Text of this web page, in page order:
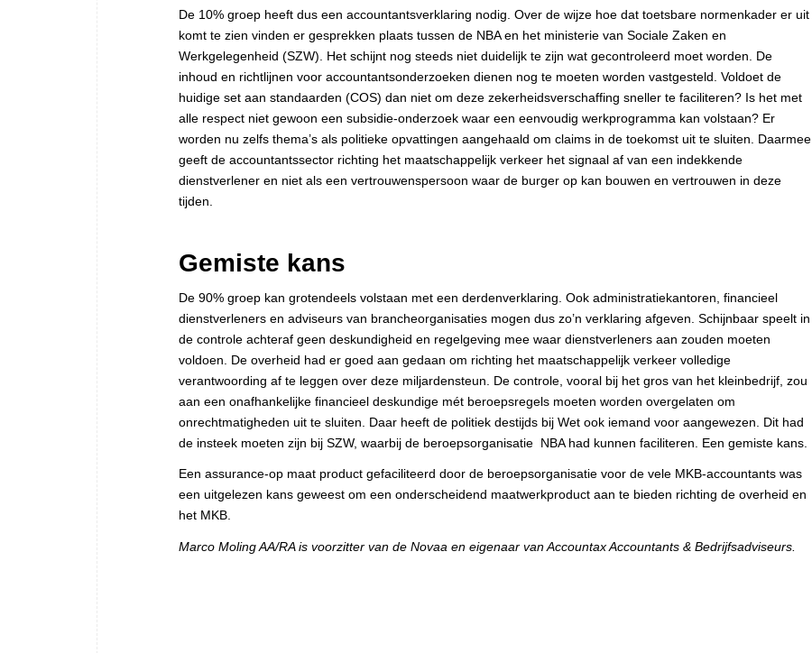
De 10% groep heeft dus een accountantsverklaring nodig. Over de wijze hoe dat toetsbare normenkader er uit
komt te zien vinden er gesprekken plaats tussen de NBA en het ministerie van Sociale Zaken en
Werkgelegenheid (SZW). Het schijnt nog steeds niet duidelijk te zijn wat gecontroleerd moet worden. De
inhoud en richtlijnen voor accountantsonderzoeken dienen nog te moeten worden vastgesteld. Voldoet de
huidige set aan standaarden (COS) dan niet om deze zekerheidsverschaffing sneller te faciliteren? Is het met
alle respect niet gewoon een subsidie-onderzoek waar een eenvoudig werkprogramma kan volstaan? Er
worden nu zelfs thema’s als politieke opvattingen aangehaald om claims in de toekomst uit te sluiten. Daarmee
geeft de accountantssector richting het maatschappelijk verkeer het signaal af van een indekkende
dienstverlener en niet als een vertrouwenspersoon waar de burger op kan bouwen en vertrouwen in deze
tijden.
Gemiste kans
De 90% groep kan grotendeels volstaan met een derdenverklaring. Ook administratiekantoren, financieel
dienstverleners en adviseurs van brancheorganisaties mogen dus zo’n verklaring afgeven. Schijnbaar speelt in
de controle achteraf geen deskundigheid en regelgeving mee waar dienstverleners aan zouden moeten
voldoen. De overheid had er goed aan gedaan om richting het maatschappelijk verkeer volledige
verantwoording af te leggen over deze miljardensteun. De controle, vooral bij het gros van het kleinbedrijf, zou
aan een onafhankelijke financieel deskundige mét beroepsregels moeten worden overgelaten om
onrechtmatigheden uit te sluiten. Daar heeft de politiek destijds bij Wet ook iemand voor aangewezen. Dit had
de insteek moeten zijn bij SZW, waarbij de beroepsorganisatie NBA had kunnen faciliteren. Een gemiste kans.
Een assurance-op maat product gefaciliteerd door de beroepsorganisatie voor de vele MKB-accountants was
een uitgelezen kans geweest om een onderscheidend maatwerkproduct aan te bieden richting de overheid en
het MKB.
Marco Moling AA/RA is voorzitter van de Novaa en eigenaar van Accountax Accountants & Bedrijfsadviseurs.